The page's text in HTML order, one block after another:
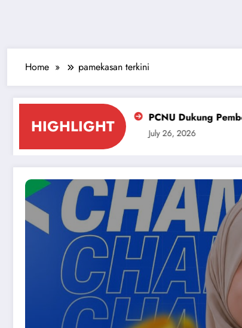
Home pamekasan terkini
HIGHLIGHT
PCNU Dukung Pemberantasan Miras
July 26, 2026